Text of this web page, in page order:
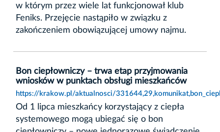
w którym przez wiele lat funkcjonował klub
Feniks. Przejęcie nastąpiło w związku z
zakończeniem obowiązującej umowy najmu.
Bon ciepłowniczy – trwa etap przyjmowania
wniosków w punktach obsługi mieszkańców
https://krakow.pl/aktualnosci/
Od 1 lipca mieszkańcy korzystający z ciepła
systemowego mogą ubiegać się o bon